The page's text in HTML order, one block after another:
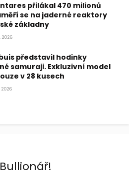
přilákal 470 milionů
se na jaderné reaktory
základny
2026
představil hodinky
samuraji. Exkluzivní model
v 28 kusech
2026
Bullionář!